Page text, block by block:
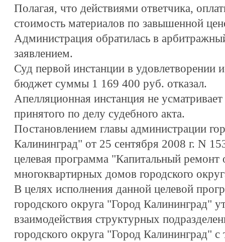
Полагая, что действиями ответчика,
стоимость материалов по завышенной
Администрация обратилась в
заявлением.
Суд первой инстанции в удовлетворении
бюджет суммы 1 169 400 руб. отказал.
Апелляционная инстанция не
принятого по делу судебного акта.
Постановлением главы администрации
Калининград" от 25 сентября 2008 г. N
целевая программа "Капитальный
многоквартирных домов городского
В целях исполнения данной целевой
городского округа "Город Калининград"
взаимодействия структурных
городского округа "Город Калининград"